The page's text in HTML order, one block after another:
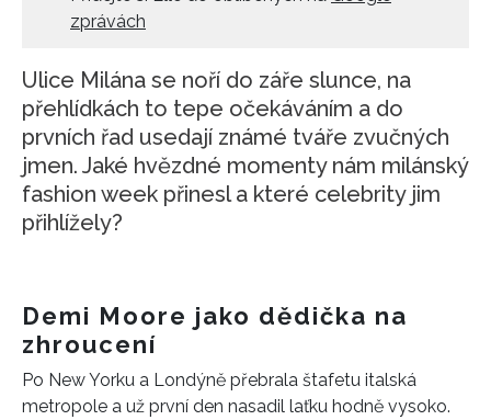
zprávách
Ulice Milána se noří do záře slunce, na
přehlídkách to tepe očekáváním a do
prvních řad usedají známé tváře zvučných
jmen. Jaké hvězdné momenty nám milánský
fashion week přinesl a které celebrity jim
přihlížely?
Demi Moore jako dědička na
zhroucení
Po New Yorku a Londýně přebrala štafetu italská
metropole a už první den nasadil laťku hodně vysoko.